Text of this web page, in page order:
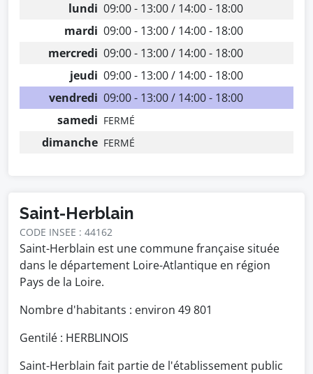
lundi 09:00 - 13:00 / 14:00 - 18:00
mardi 09:00 - 13:00 / 14:00 - 18:00
mercredi 09:00 - 13:00 / 14:00 - 18:00
jeudi 09:00 - 13:00 / 14:00 - 18:00
vendredi 09:00 - 13:00 / 14:00 - 18:00
samedi FERMÉ
dimanche FERMÉ
Saint-Herblain
CODE INSEE : 44162
Saint-Herblain est une commune française située
dans le département Loire-Atlantique en région
Pays de la Loire.
Nombre d'habitants : environ 49 801
Gentilé : HERBLINOIS
Saint-Herblain fait partie de l'établissement public